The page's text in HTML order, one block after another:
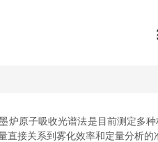
炉原子吸收光谱法是目前测定多
直接关系到雾化效率和定量分析的